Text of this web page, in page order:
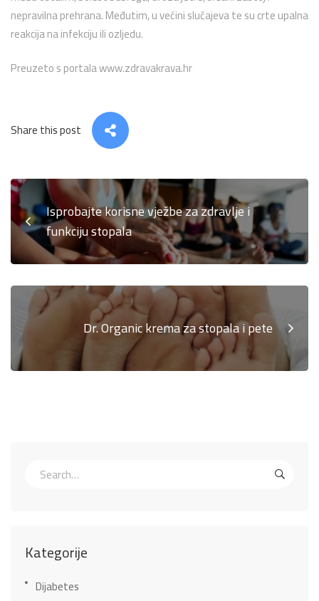
nepravilna prehrana. Međutim, u većini slučajeva te su crte upalna
reakcija na infekciju ili ozljedu.
Preuzeto s portala www.zdravakrava.hr
Share this post
Isprobajte korisne vježbe za zdravlje i
funkciju stopala
Dr. Organic krema za stopala i pete
Kategorije
Dijabetes